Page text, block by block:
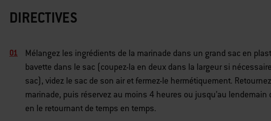
DIRECTIVES
Mélangez les ingrédients de la marinade dans un grand sac en
bavette dans le sac (coupez-la en deux dans la largeur si
sac), videz le sac de son air et fermez-le hermétiquement.
marinade, puis réservez au moins 4 heures ou jusqu’au lendemain
en le retournant de temps en temps.